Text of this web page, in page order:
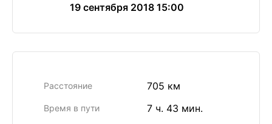
19 сентября 2018 15:00
Расстояние 705 км
Время в пути 7 ч. 43 мин.